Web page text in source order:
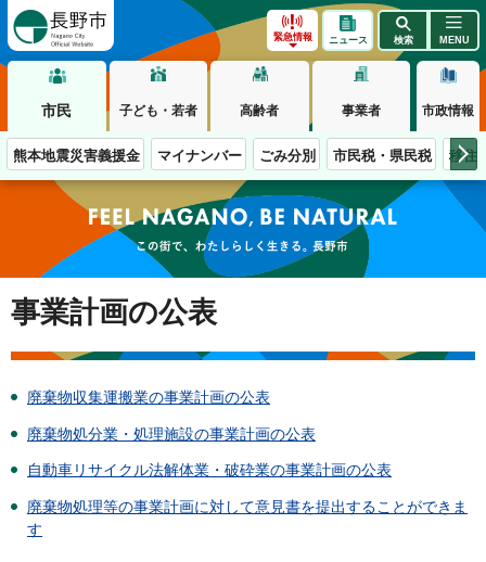
緊急情報 ニュース 検索 MENU
市民 子ども・若者 高齢者 事業者 市政情報
熊本地震災害義援金 マイナンバー ごみ分別 市民税・県民税 移住
この街で、わたしらしく生きる。長野市
事業計画の公表
廃棄物収集運搬業の事業計画の公表
廃棄物処分業・処理施設の事業計画の公表
自動車リサイクル法解体業・破砕業の事業計画の公表
廃棄物処理等の事業計画に対して意見書を提出することができま
す